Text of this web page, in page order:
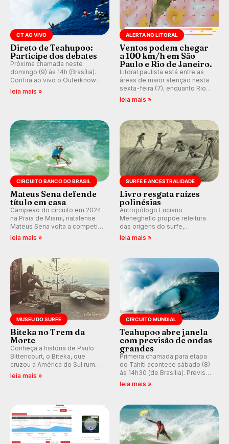
CT AO VIVO
Direto de Teahupoo:
Participe dos debates
Próxima chamada neste
domingo (9) às 14h (Brasília).
Confira ao vivo o Outerknown
Tahiti Pro 2026 e participe dos
leia mais »
ALERTA NO LITORAL
Ventos podem chegar
a 100 km/h em São
Paulo e Rio de Janeiro.
Litoral paulista está entre as
áreas de maior atenção nesta
sexta-feira (7), enquanto Rio
de Janeiro também recebe
km/h em Itanhaém.
leia mais »
CIRCUITO BANCO DO BRASIL
Mateus Sena defende
título em casa
Campeão do circuito em 2024
na Praia de Miami, natalense
Mateus Sena volta a competir
em casa em busca de manter a
leia mais »
SURFE E ANCESTRALIDADE
Livro resgata raízes
polinésias
Antropólogo Luciano
Meneghello propõe releitura
das origens do surfe,
resgatando a cultura polinésia
prática em esporte e indústria.
leia mais »
MUSEU DO SURFE
Biteka no Trem da
Morte
Conheça a história de Paulo
Bittencourt, o Biteka, que
cruzou a América do Sul rumo
ao Pacífico em uma jornada
leia mais »
CIRCUITO MUNDIAL
Teahupoo abre janela
com previsão de ondas
grandes
Primeira chamada para etapa
do Tahiti acontece sábado (8)
às 14h30 (de Brasília). Previsão
indica swell consistente.
Kelly Slater convidado.
leia mais »